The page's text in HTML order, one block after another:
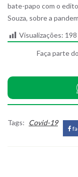
bate-papo com o
Souza, sobre a
Visualizações: 198
Faça parte
Tags: Covid-19